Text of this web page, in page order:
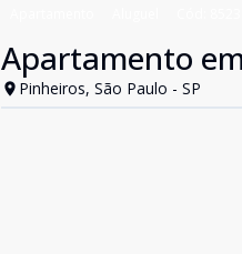
Apartamento
Pinheiros, São Paulo - SP